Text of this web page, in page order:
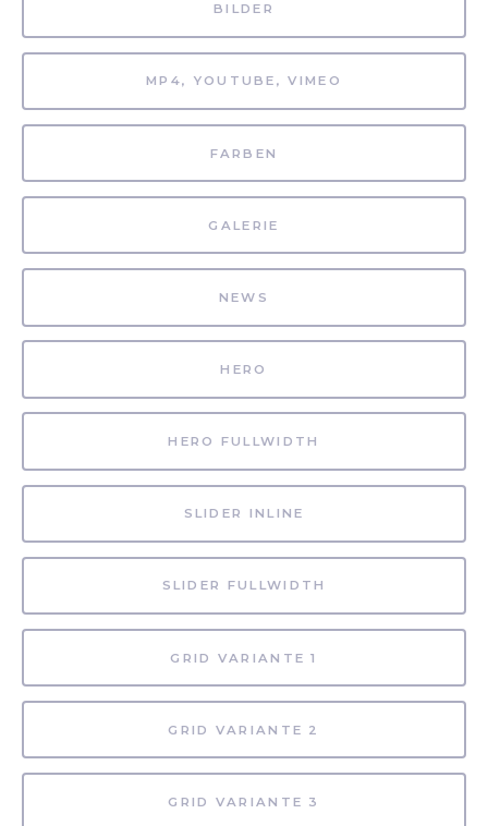
BILDER
MP4, YOUTUBE, VIMEO
FARBEN
GALERIE
NEWS
HERO
HERO FULLWIDTH
SLIDER INLINE
SLIDER FULLWIDTH
GRID VARIANTE 1
GRID VARIANTE 2
GRID VARIANTE 3